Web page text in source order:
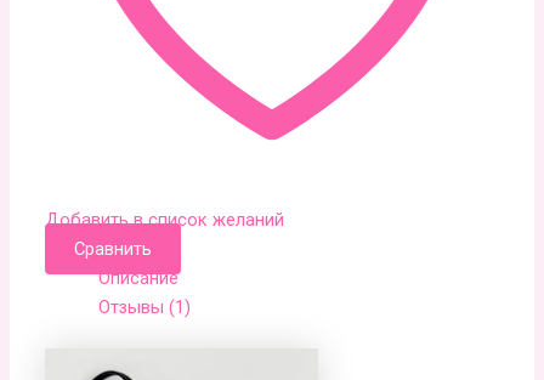
Добавить в список желаний
Сравнить
Описание
Отзывы (1)